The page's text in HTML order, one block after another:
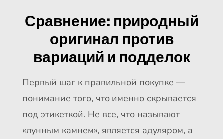
Сравнение: природный
оригинал против
вариаций и подделок
Первый шаг к правильной покупке —
понимание того, что именно скрывается
под этикеткой. Не все, что называют
«лунным камнем», является адуляром, а